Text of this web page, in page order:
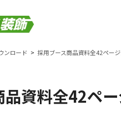
ンロード 採用ブース商品資料全42ペー
資料全42ペ